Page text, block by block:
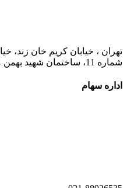
تهران ، خیابان کریم خان زند،
شماره 11، ساختمان شهید بهمن محمودپور
اداره سهام